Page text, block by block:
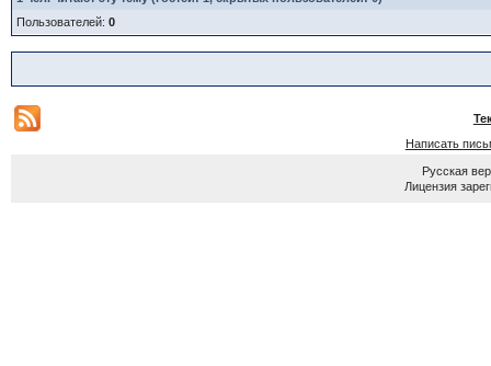
Пользователей: 0
Написать
Русская
Лицензия